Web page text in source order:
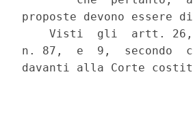
proposte devono essere
Visti  gli  artt.
n. 87,  e  9,  secondo